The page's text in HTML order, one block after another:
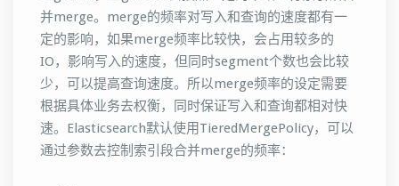
并merge。merge的频率对写入和查询的速度都有一
定的影响，如果merge频率比较快，会占用较多的
IO，影响写入的速度，但同时segment个数也会比较
少，可以提高查询速度。所以merge频率的设定需要
根据具体业务去权衡，同时保证写入和查询都相对快
速。Elasticsearch默认使用TieredMergePolicy，可以
通过参数去控制索引段合并merge的频率：